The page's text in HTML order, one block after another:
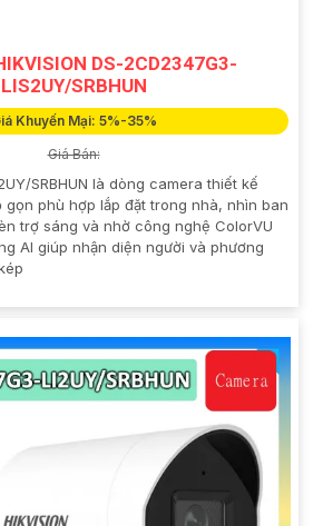
DS-2CD2347G3-
LIS2UY/SRBHUN
Khuyến Mại: 5%-35%
Giá Bán:
SRBHUN là dòng camera thiết kế
gọn phù hợp lắp đặt trong nhà, nhìn ban
trợ sáng và nhờ công nghệ ColorVU
AI giúp nhận diện người và phương